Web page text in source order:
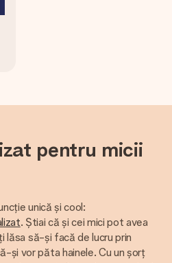
pentru micii
unică și cool:
. Știai că și cei mici pot avea
lăsa să-și facă de lucru prin
și vor păta hainele. Cu un șorț